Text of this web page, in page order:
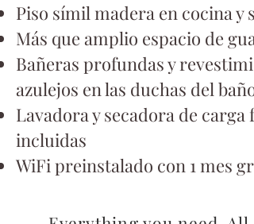
Piso símil madera en cocina y
Más que amplio espacio de
Bañeras profundas y
azulejos en las duchas del
Lavadora y secadora de carga
incluidas
WiFi preinstalado con 1 mes